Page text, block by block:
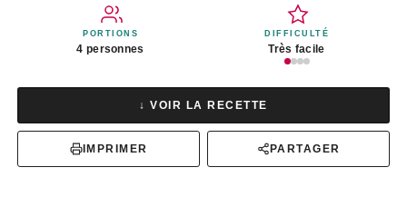
PORTIONS
4 personnes
DIFFICULTÉ
Très facile
↓ VOIR LA RECETTE
IMPRIMER PARTAGER